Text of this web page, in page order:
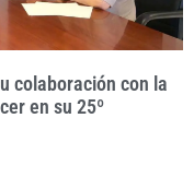
colaboración con la
en su 25º